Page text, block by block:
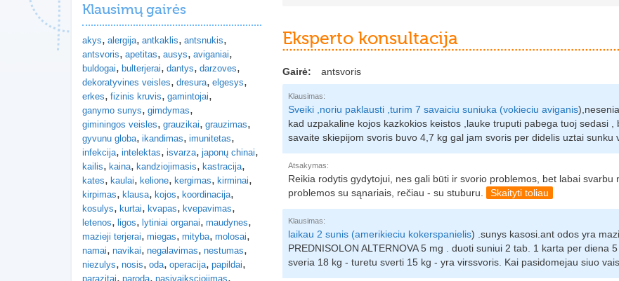
Klausimų gairės
akys alergija antkaklis antsnukis
antsvoris apetitas ausys aviganiai
buldogai
bulterjerai dantys darzoves
dekoratyvines veisles dresura elgesys
erkes fizinis kruvis gamintojai
ganymo sunys gimdymas
giminingos veisles grauzikai grauzimas
gyvunu globa ikandimas imunitetas
infekcija intelektas isvarza japonų chinai
kailis
kaina kandziojimasis
kastracija
kates
kaulai kelione kergimas
kirminai
kirpimas
klausa kojos
koordinacija
kosulys
kurtai kvapas
kvepavimas
letenos
ligos lytiniai organai maudynes
mazieji terjerai miegas mityba molosai
namai navikai negalavimas nestumas
niezulys nosis oda operacija papildai
parazitai paroda pasivaiksciojimas
Eksperto konsultacija
Gairė: antsvoris
Klausimas:
Sveiki ,noriu paklausti ,turim 7 savaiciu suniuka (vokieciu aviganis
kad uzpakaline kojos kazkokios keistos ,lauke truputi pabega tuoj sedasi
savaite skiepijom svoris buvo 4,7 kg gal jam svoris per didelis uztai sunku
Atsakymas:
Reikia rodytis gydytojui, nes gali būti ir svorio problemos, bet labai
problemos su sąnariais, rečiau - su stuburu.
Skaityti toliau
Klausimas:
laikau 2 sunis (amerikieciu kokerspanielis) .sunys kasosi.ant odos yra
PREDNISOLON ALTERNOVA 5 mg . duoti suniui 2 tab. 1 karta per
sveria 18 kg - turetu sverti 15 kg - yra virssvoris. Kai pasidomejau siuo